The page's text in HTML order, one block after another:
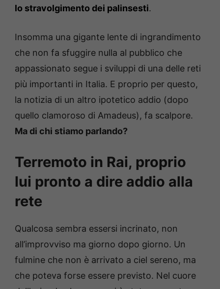
lo stravolgimento dei palinsesti.
Insomma una gigante lente di ingrandimento
che non fa sfuggire nulla al pubblico che
appassionato segue i sviluppi di una delle reti
più importanti in Italia. E proprio per questo,
la notizia di un altro ipotetico addio (dopo
quello clamoroso di Amadeus), fa scalpore.
Ma di chi stiamo parlando?
Terremoto in Rai, proprio
lui pronto a dire addio alla
rete
Qualcosa sembra essersi incrinato, non
all’improvviso ma giorno dopo giorno. Un
fulmine che non è arrivato a ciel sereno, ma
che poteva forse essere previsto. Nel cuore